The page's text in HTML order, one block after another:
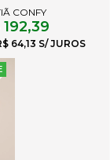
CONFY
192,39
64,13